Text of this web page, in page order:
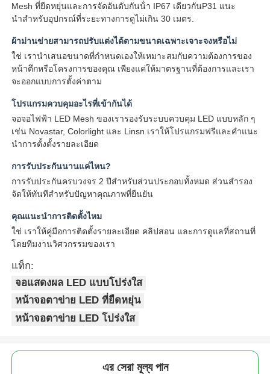
Mesh ที่ยืดหยุ่นและการจัดอันดับกันน้ํา IP67 เดียวกันP31 แนะ
นําสําหรับอุปกรณ์ที่ระยะทางการดูไม่เกิน 30 เมตร.
ผ้าม่านข่ายสามารถปรับแต่งได้ตามขนาดเฉพาะเจาะจงหรือไม่
ใช่ เรานําเสนอขนาดที่กําหนดเองให้เหมาะสมกับความต้องการของ
หน้าตึกหรือโครงการของคุณ เพียงแค่ให้มาตรฐานที่ต้องการและเรา
จะออกแบบการตั้งค่าตาม
โปรแกรมควบคุมอะไรที่เข้ากันได้
จอจอไฟฟ้า LED Mesh ของเรารองรับระบบควบคุม LED แบบหลัก ๆ
เช่น Novastar, Colorlight และ Linsn เราให้โปรแกรมฟรีและคําแนะ
นําการตั้งตั้งรายละเอียด
การรับประกันนานแค่ไหน?
การรับประกันครบวงจร 2 ปีสําหรับส่วนประกอบทั้งหมด ส่วนสํารอง
จัดให้ทันทีสําหรับปัญหาคุณภาพที่ยืนยัน
คุณแนะนําการติดตั้งไหม
ใช่ เราให้คู่มือการติดตั้งรายละเอียด คลิปสอน และการดูแลที่สถานที่
โดยทีมงานวิศวกรรมของเรา
แท็ก:
จอแสดงผล LED แบบโปร่งใส
หน้าจอตาข่าย LED ที่ยืดหยุ่น
หน้าจอตาข่าย LED โปร่งใส
এর সেরা মূল্য পান